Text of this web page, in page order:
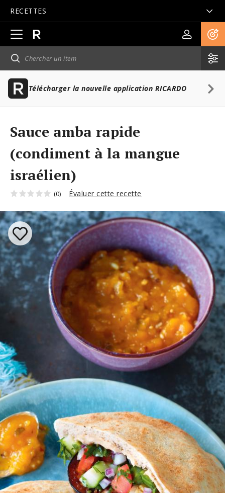
RECETTES
Ouvrir
la
navigation
principale
Télécharger la nouvelle application RICARDO
Sauce amba rapide
(condiment à la mangue
israélien)
(0) Évaluer cette recette